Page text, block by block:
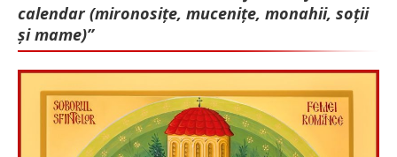
calendar (mironosițe, mu­cenițe, monahii, soții
și mame)”